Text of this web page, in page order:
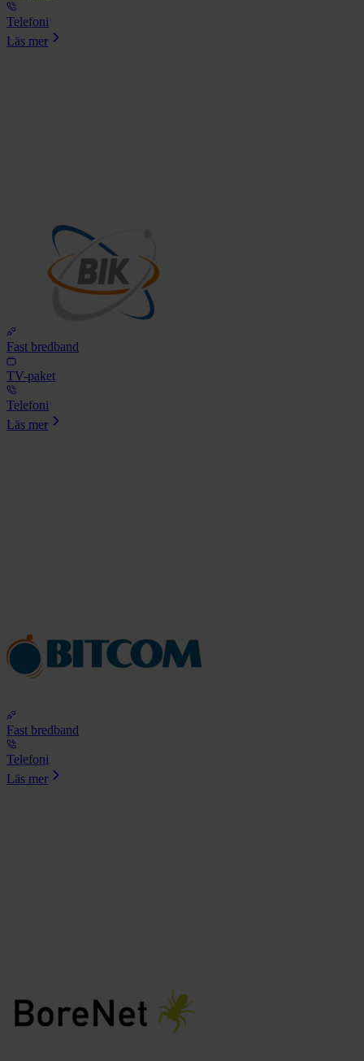
Telefoni
Läs mer
Fast bredband
TV-paket
Telefoni
Läs mer
Fast bredband
Telefoni
Läs mer